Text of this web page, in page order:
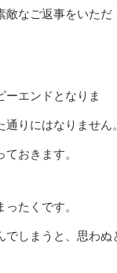
敵なご返事をいただ
ーエンドとなりま
りにはなりません。
おきます。
たくです。
しまうと、思わぬ